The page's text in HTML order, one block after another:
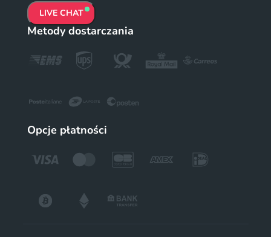
LIVE CHAT
Metody dostarczania
Opcje płatności